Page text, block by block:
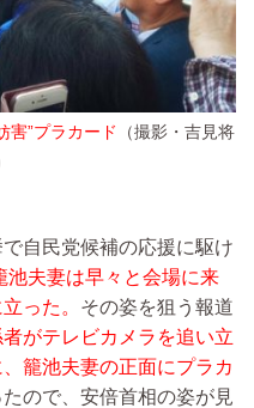
害”プラカード
（撮影・吉見将
自民党候補の応援に駆け
池夫妻は早々と会場に来
った。 その姿を狙う報道
がテレビカメラを追い立
籠池夫妻の正面にプラカ
ので、安倍首相の姿が見